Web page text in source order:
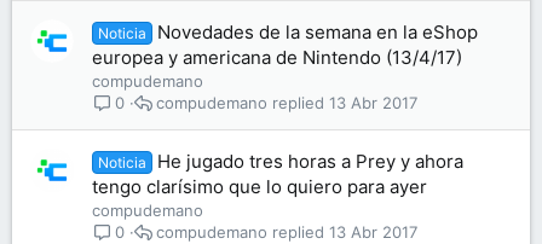
Noticia
Novedades de la semana en la eShop
europea y americana de Nintendo (13/4/17)
compudemano
0
13 Abr 2017
compudemano
Noticia
He jugado tres horas a Prey y ahora
tengo clarísimo que lo quiero para ayer
compudemano
0
13 Abr 2017
compudemano